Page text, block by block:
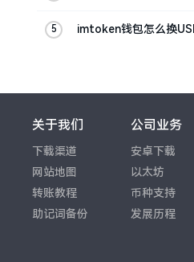
imtoken钱包怎么换
关于我们
下载渠道
网站地图
转账教程
助记词备份
公司业务
安卓下载
以太坊
币种支持
发展历程